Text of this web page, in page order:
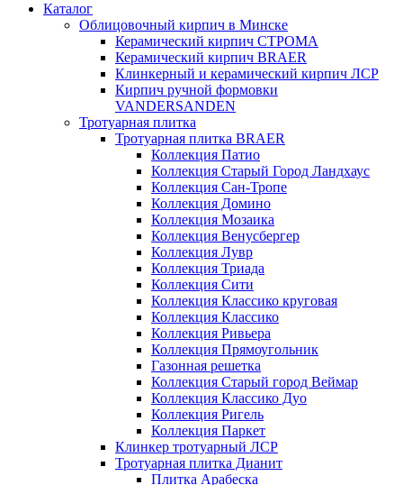
Каталог
Облицовочный кирпич в Минске
Керамический кирпич СТРОМА
Керамический кирпич BRAER
Клинкерный и керамический кирпич ЛСР
Кирпич ручной формовки
VANDERSANDEN
Тротуарная плитка
Тротуарная плитка BRAER
Коллекция Патио
Коллекция Старый Город Ландхаус
Коллекция Сан-Тропе
Коллекция Домино
Коллекция Мозаика
Коллекция Венусбергер
Коллекция Лувр
Коллекция Триада
Коллекция Сити
Коллекция Классико круговая
Коллекция Классико
Коллекция Ривьера
Коллекция Прямоугольник
Газонная решетка
Коллекция Старый город Веймар
Коллекция Классико Дуо
Коллекция Ригель
Коллекция Паркет
Клинкер тротуарный ЛСР
Тротуарная плитка Дианит
Плитка Арабеска